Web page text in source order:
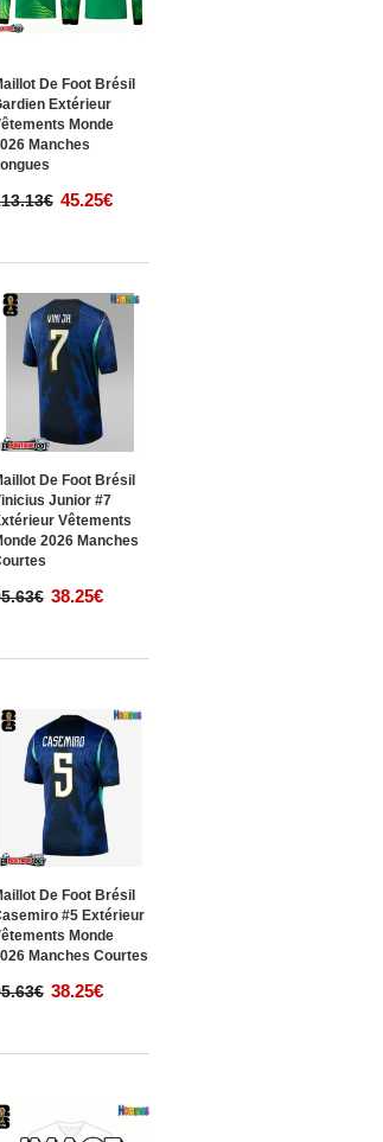
De Foot Brésil
Extérieur
Monde
Manches
45.25€
De Foot Brésil
Junior #7
Vêtements
2026 Manches
38.25€
De Foot Brésil
#5 Extérieur
Monde
Manches Courtes
38.25€